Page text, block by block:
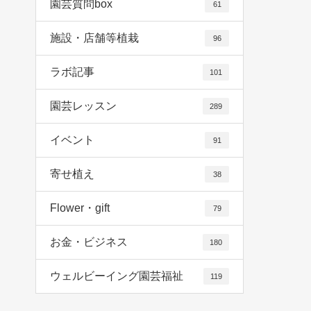
園芸質問box 61
施設・店舗等植栽 96
ラボ記事 101
園芸レッスン 289
イベント 91
寄せ植え 38
Flower・gift 79
お金・ビジネス 180
ウェルビーイング園芸福祉 119